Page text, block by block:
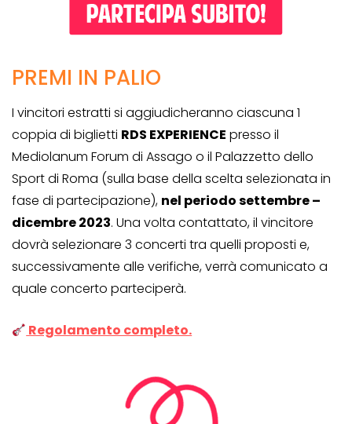
PREMI IN PALIO
I vincitori estratti si aggiudicheranno ciascuna 1
coppia di biglietti RDS EXPERIENCE presso il
Mediolanum Forum di Assago o il Palazzetto dello
Sport di Roma (sulla base della scelta selezionata in
fase di partecipazione), nel periodo settembre –
dicembre 2023. Una volta contattato, il vincitore
dovrà selezionare 3 concerti tra quelli proposti e,
successivamente alle verifiche, verrà comunicato a
quale concerto parteciperà.
Regolamento completo.